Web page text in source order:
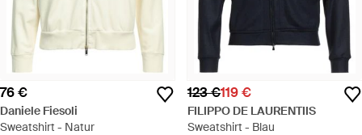
76 €
Daniele Fiesoli
Sweatshirt - Natur
123 €119 €
FILIPPO DE LAURENTIIS
Sweatshirt - Blau